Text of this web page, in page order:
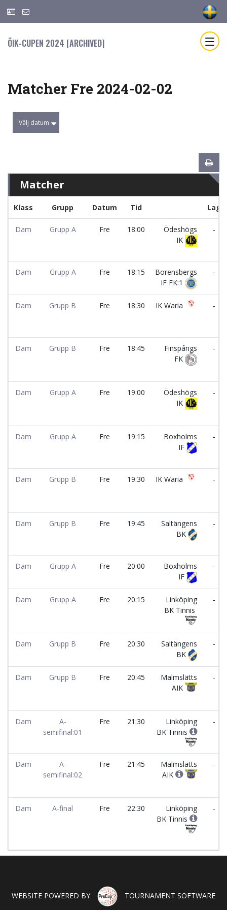
ÖIK-CUPEN 2024 [ARCHIVED]
Matcher Fre 2024-02-02
Välj datum
Matcher
Klass Grupp Datum Tid Lag
Dam Grupp A Fre 18:00
Ödeshögs
IK
-
Dam Grupp A Fre 18:15
Borensbergs
IF FK:1
-
Dam Grupp B Fre 18:30 IK Waria -
Dam Grupp B Fre 18:45
Finspångs
FK
-
Dam Grupp A Fre 19:00
Ödeshögs
IK
-
Dam Grupp A Fre 19:15
Boxholms
IF
-
Dam Grupp B Fre 19:30 IK Waria -
Dam Grupp B Fre 19:45
Saltängens
BK
-
Dam Grupp A Fre 20:00
Boxholms
IF
-
Dam Grupp A Fre 20:15
Linköping
BK Tinnis
-
Dam Grupp B Fre 20:30
Saltängens
BK
-
Dam Grupp B Fre 20:45
Malmslätts
AIK
-
Dam
A-
semifinal:01
Fre 21:30
Linköping
BK Tinnis
-
Dam
A-
semifinal:02
Fre 21:45
Malmslätts
AIK
-
Dam A-final Fre 22:30
Linköping
BK Tinnis
-
WEBSITE POWERED BY TOURNAMENT SOFTWARE